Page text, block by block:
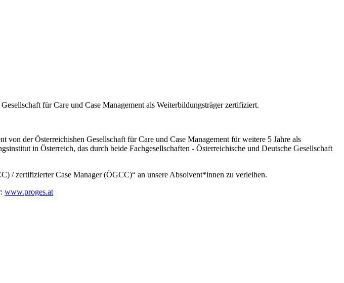
für Care und Case Management als Weiterbildungsträger zertifiziert.
der Österreichishen Gesellschaft für Care und Case Management für weitere 5 Jahre als
in Österreich, das durch beide Fachgesellschaften - Österreichische und Deutsche Gesellschaft
/ zertifizierter Case Manager (ÖGCC)“ an unsere Absolvent*innen zu verleihen.
www.proges.at